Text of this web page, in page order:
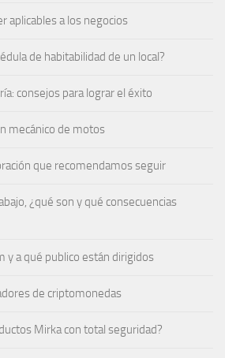
aplicables a los negocios
de habitabilidad de un local?
consejos para lograr el éxito
mecánico de motos
que recomendamos seguir
¿qué son y qué consecuencias
y a qué publico están dirigidos
de criptomonedas
Mirka con total seguridad?